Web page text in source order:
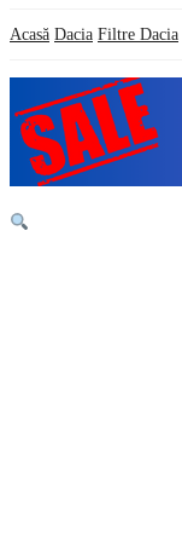
Acasă Dacia Filtre Dacia